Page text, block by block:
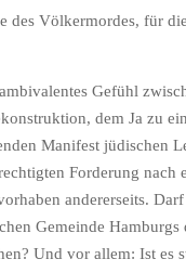
des Völkermordes, für
Gefühl
dem Ja zu
Manifest jüdischen
Forderung nach
andererseits.
Gemeinde Hamburgs
Und vor allem: Ist es